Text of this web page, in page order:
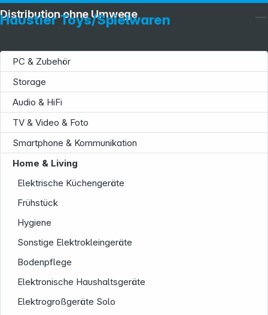
Haustier Toys/Spielwaren
PC & Zubehör
Storage
Audio & HiFi
TV & Video & Foto
Smartphone & Kommunikation
Home & Living
Elektrische Küchengeräte
Frühstück
Hygiene
Sonstige Elektrokleingeräte
Bodenpflege
Elektronische Haushaltsgeräte
Elektrogroßgeräte Solo
Distribution ohne Umwege
Service